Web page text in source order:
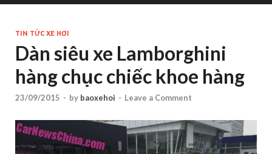
TIN TỨC XE HƠI
Dàn siêu xe Lamborghini
hàng chục chiếc khoe hàng
23/09/2015 - by baoxehoi - Leave a Comment